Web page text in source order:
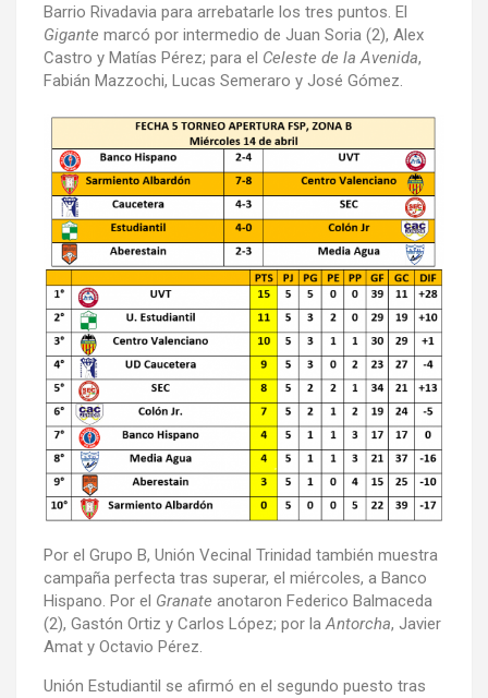
Barrio Rivadavia para arrebatarle los tres puntos. El
Gigante marcó por intermedio de Juan Soria (2), Alex
Castro y Matías Pérez; para el Celeste de la Avenida,
Fabián Mazzochi, Lucas Semeraro y José Gómez.
Por el Grupo B, Unión Vecinal Trinidad también muestra
campaña perfecta tras superar, el miércoles, a Banco
Hispano. Por el Granate anotaron Federico Balmaceda
(2), Gastón Ortiz y Carlos López; por laAntorcha, Javier
Amat y Octavio Pérez.
Unión Estudiantil se afirmó en el segundo puesto tras